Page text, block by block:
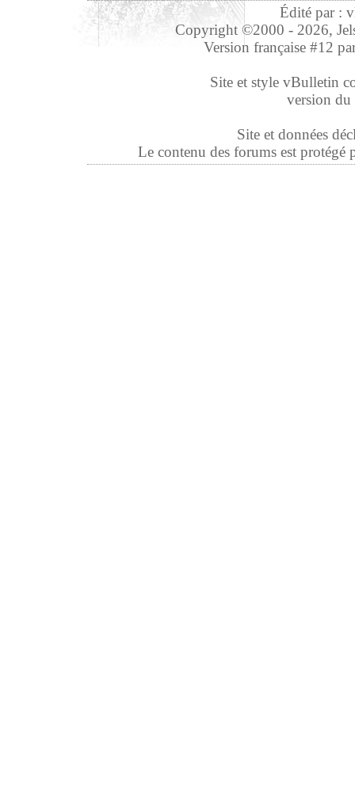
Édité par :
Copyright ©2000 - 2026,
Version française #12
Site et style vBulletin
version
Site et données
Le contenu des forums est protégé